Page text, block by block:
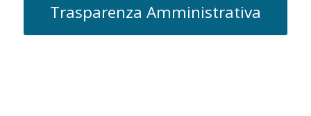
Trasparenza Amministrativa